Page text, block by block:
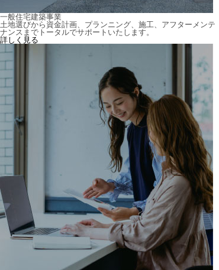
一般住宅建築事業
土地選びから資金計画、プランニング、施工、アフターメンテ
ナンスまでトータルでサポートいたします。
詳しく見る